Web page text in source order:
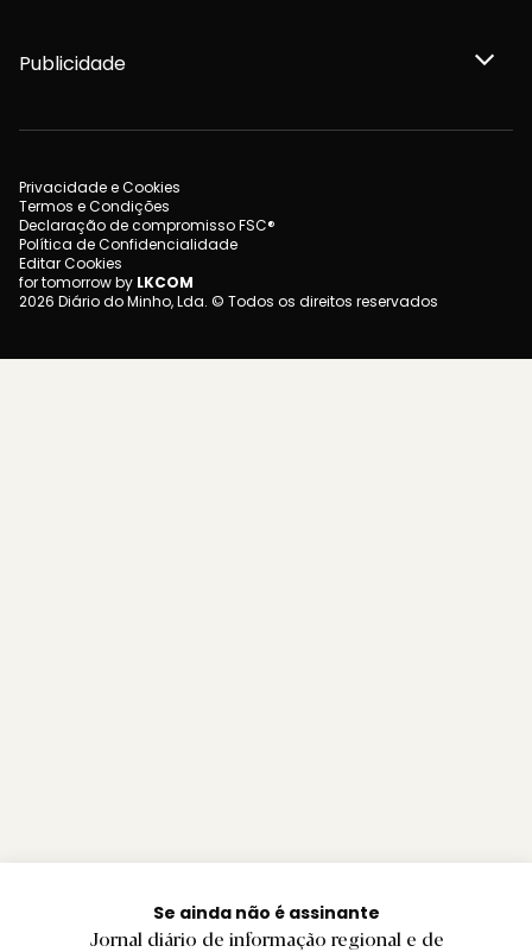
Se ainda não é assinante
Jornal diário de informação regional e de
Publicidade
Privacidade e Cookies
Termos e Condições
Declaração de compromisso FSC®
Política de Confidencialidade
Editar Cookies
for tomorrow by LKCOM
2026 Diário do Minho, Lda. © Todos os direitos reservados